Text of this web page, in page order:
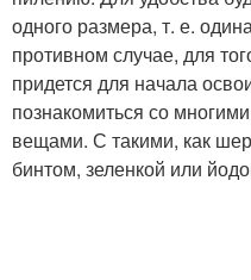
Дизайнерские полки
одного размера, т. е.
противном случае, для
придется для начала
познакомиться со
вещами. С такими, как
бинтом, зеленкой или